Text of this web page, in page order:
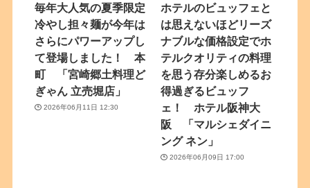
毎年大人気の夏季限定
冷やし担々麺が今年は
さらにパワーアップし
て登場しました！ 本
町 「宮崎郷土料理ど
ぎゃん 立売堀店」
2026年06月11日 12:30
ホテルのビュッフェと
は思えないほどリーズ
ナブルな価格設定でホ
テルクオリティの料理
を思う存分楽しめるお
得過ぎるビュッフ
ェ！ ホテル阪神大
阪 「マルシェダイニ
ング ネン」
2026年06月09日 17:00